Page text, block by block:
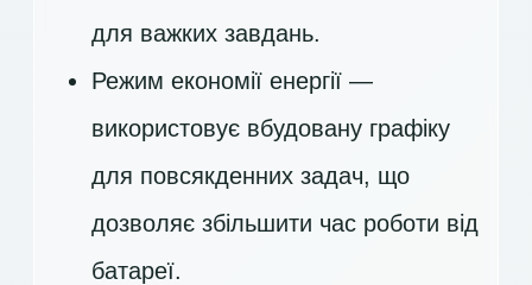
для важких завдань.
Режим економії енергії —
використовує вбудовану графіку
для повсякденних задач, що
дозволяє збільшити час роботи від
батареї.